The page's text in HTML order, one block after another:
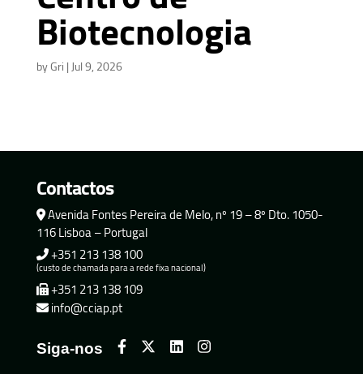
Biotecnologia
byGri|Jul 9, 2026
Contactos
Avenida Fontes Pereira de Melo, nº 19 – 8º Dto. 1050-
116 Lisboa – Portugal
+351 213 138 100
(custo de chamada para a rede fixa nacional)
+351 213 138 109
info@cciap.pt
Siga-nos